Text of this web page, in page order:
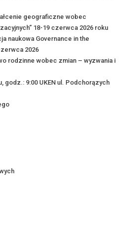
geograficzne wobec
18-19 czerwca 2026 roku
naukowa Governance in the
2026
rodzinne wobec zmian – wyzwania i
godz.: 9:00 UKEN ul. Podchorązych